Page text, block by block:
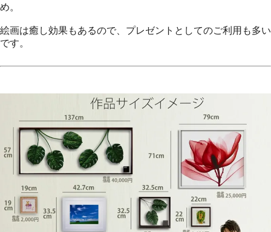
め。
絵画は癒し効果もあるので、プレゼントとしてのご利用も多い
です。